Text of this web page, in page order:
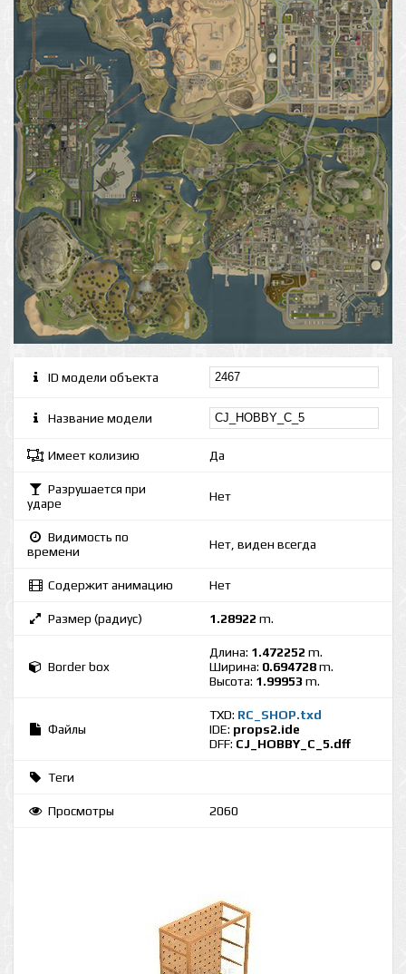
ID модели объекта
Название модели
Имеет колизию Да
Разрушается при
ударе
Нет
Видимость по
времени
Нет, виден всегда
Содержит анимацию Нет
Размер (радиус) 1.28922 m.
Border box
Длина: 1.472252 m.
Ширина: 0.694728m.
Высота: 1.99953 m.
Файлы
TXD: RC_SHOP.txd
IDE: props2.ide
DFF: CJ_HOBBY_C_5.dff
Теги
Просмотры 2060